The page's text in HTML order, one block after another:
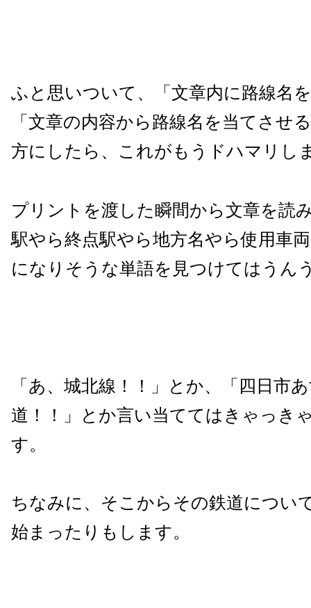
ふと思いついて、「文章内に路線名
「文章の内容から路線名を当てさせ
方にしたら、これがもうドハマリし
プリントを渡した瞬間から文章を読
駅やら終点駅やら地方名やら使用車
になりそうな単語を見つけてはうん
「あ、城北線！！」とか、「四日市
道！！」とか言い当ててはきゃっき
す。
ちなみに、そこからその鉄道につい
始まったりもします。